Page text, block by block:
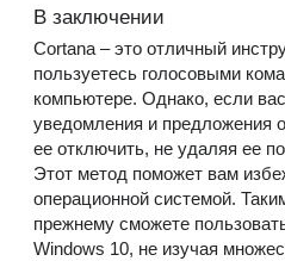
В заключении
Cortana – это отличный
пользуетесь голосовыми
компьютере. Однако, если
уведомления и предложения
ее отключить, не удаляя ее
Этот метод поможет вам
операционной системой.
прежнему сможете
Windows 10, не изучая